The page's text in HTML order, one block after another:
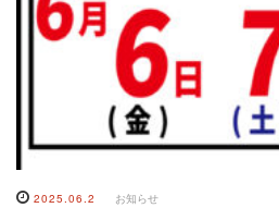
2025.06.2 お知らせ